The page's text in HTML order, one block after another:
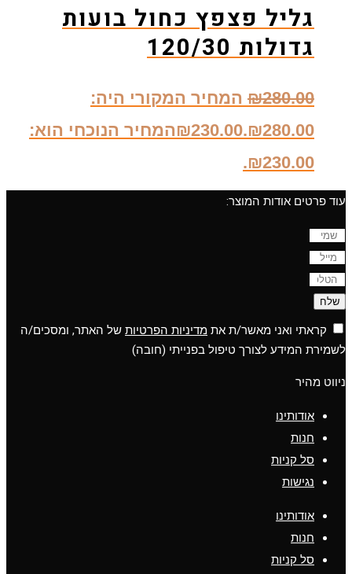
גליל פצפץ כחול בועות
גדולות 120/30
₪280.00
המחיר המקורי היה:
₪280.00.
₪230.00
המחיר הנוכחי הוא:
₪230.00.
עוד פרטים אודות המוצר:
שלח
קראתי ואני מאשר/ת אתמדיניות הפרטיותשל האתר, ומסכים/ה
לשמירת המידע לצורך טיפול בפנייתי (חובה)
ניווט מהיר
אודותינו
חנות
סל קניות
נגישות
אודותינו
חנות
סל קניות